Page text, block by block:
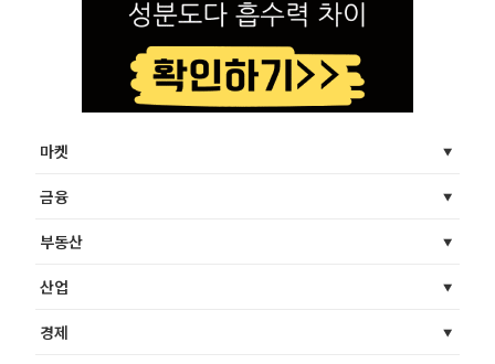
마켓
금융
부동산
산업
경제